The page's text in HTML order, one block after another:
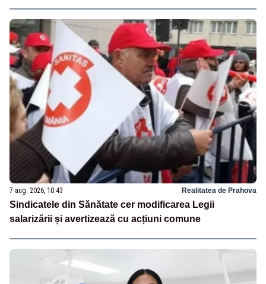
7 aug. 2026, 10:43 Realitatea de Prahova
Sindicatele din Sănătate cer modificarea Legii
salarizării și avertizează cu acțiuni comune